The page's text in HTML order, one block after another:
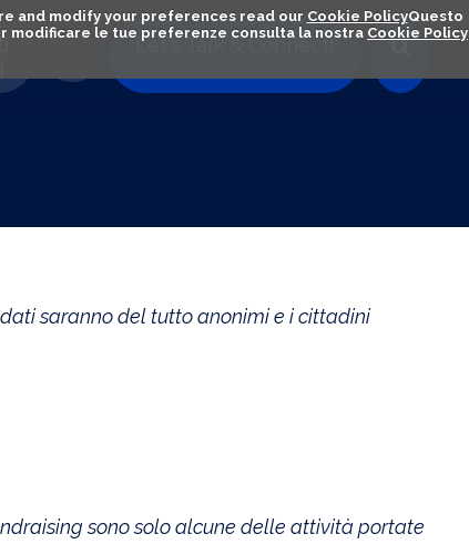
and modify your preferences read our Cookie PolicyQuesto
modificare le tue preferenze consulta la nostra Cookie Policy
Let's Talk & Connect!
saranno del tutto anonimi e i cittadini
sono solo alcune delle attività portate